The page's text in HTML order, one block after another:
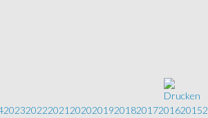
202320222021 202020192018201720162015